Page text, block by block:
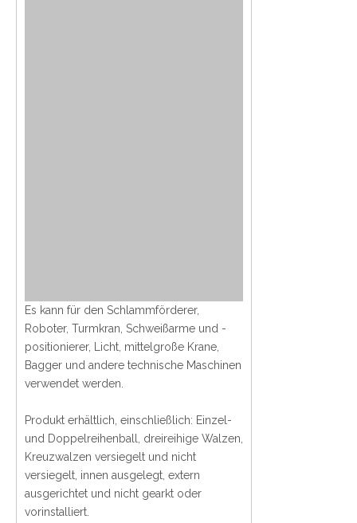
Es kann für den Schlammförderer,
Roboter, Turmkran, Schweißarme und -
positionierer, Licht, mittelgroße Krane,
Bagger und andere technische Maschinen
verwendet werden.
Produkt erhältlich, einschließlich: Einzel-
und Doppelreihenball, dreireihige Walzen,
Kreuzwalzen versiegelt und nicht
versiegelt, innen ausgelegt, extern
ausgerichtet und nicht gearkt oder
vorinstalliert.